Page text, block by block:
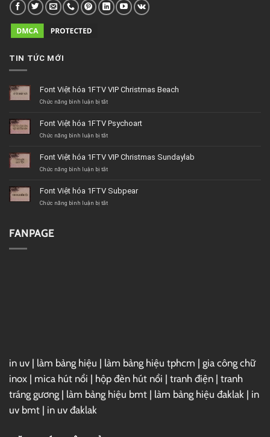
TIN TỨC MỚI
Font Việt hóa 1FTV VIP Christmas Beach
Chức năng bình luận bị tắtở
hóa
1FTV
Beach
Font Việt hóa 1FTV Psychoart
Chức năng bình luận bị tắtở
hóa
1FTV
Font Việt hóa 1FTV VIP Christmas Sundaylab
Chức năng bình luận bị tắtở
hóa
1FTV
Font Việt hóa 1FTV Subpear
Chức năng bình luận bị tắtở
FANPAGE
in uv | làm bảng hiệu | làm bảng hiệu tphcm | gia công chữ
inox | mica hút nổi | hộp đèn hút nổi | tranh điện | tranh
tráng gương | làm bảng hiệu bmt | làm bảng hiệu đaklak | in
uv bmt | in uv đaklak